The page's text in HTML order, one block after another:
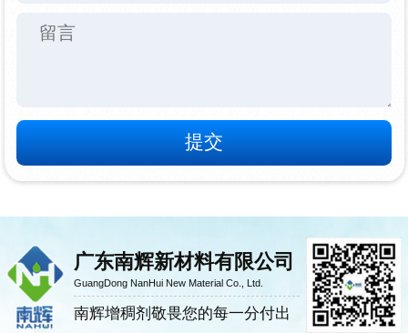
广东南辉新材料有限公司
GuangDong NanHui New Material Co., Ltd.
南辉增稠剂敬畏您的每一分付出